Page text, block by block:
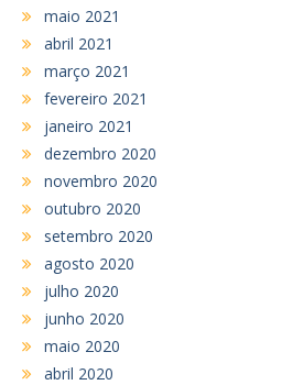
maio 2021
abril 2021
março 2021
fevereiro 2021
janeiro 2021
dezembro 2020
novembro 2020
outubro 2020
setembro 2020
agosto 2020
julho 2020
junho 2020
maio 2020
abril 2020